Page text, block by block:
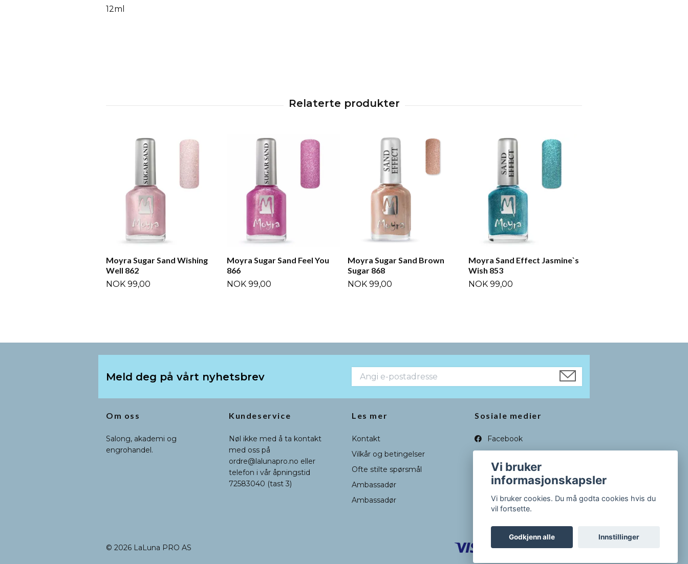
12ml
Moyra Sugar Sand Wishing
Well 862
NOK 99,00
Moyra Sugar Sand Feel You
866
NOK 99,00
Moyra Sugar Sand Brown
Sugar 868
NOK 99,00
Moyra Sand Effect Jasmine`s
Wish 853
NOK 99,00
Meld deg på vårt nyhetsbrev
Om oss
Salong, akademi og
engrohandel.
Kundeservice
Nøl ikke med å ta kontakt
med oss på
ordre@lalunapro.no eller
telefon i vår åpningstid
72583040 (tast 3)
Les mer
Kontakt
Vilkår og betingelser
Ofte stilte spørsmål
Ambassadør
Ambassadør
Sosiale medier
Facebook
© 2026 LaLuna PRO AS
Vi bruker
informasjonskapsler
Vi bruker cookies. Du må godta cookies hvis du
vil fortsette.
Godkjenn alle Innstillinger